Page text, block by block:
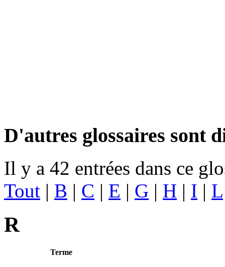
D'autres glossaires sont
Il y a 42 entrées dans ce
Tout | B | C | E | G | H | I | L
R
Terme